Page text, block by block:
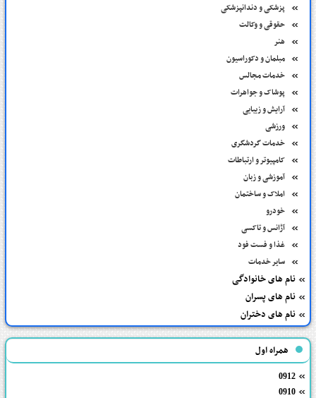
پزشکی و دندانپزشکی
حقوقی و وکالت
هنر
مبلمان و دکوراسیون
خدمات مجالس
پوشاک و جواهرات
آرایش و زیبایی
ورزشی
خدمات گردشگری
کامپیوتر و ارتباطات
آموزشی و زبان
املاک و ساختمان
خودرو
آژانس و تاکسی
غذا و فست فود
سایر خدمات
نام های خانوادگی
نام های پسران
نام های دختران
همراه اول
0912
0910